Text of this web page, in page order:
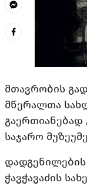
მთავრობის
მწერალთა
გაერთიანებად
საჯარო
ჭავჭავაძის